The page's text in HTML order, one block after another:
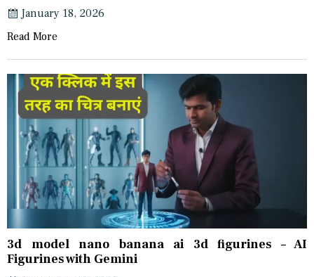
January 18, 2026
Read More
3d model nano banana ai 3d figurines – AI
Figurines with Gemini